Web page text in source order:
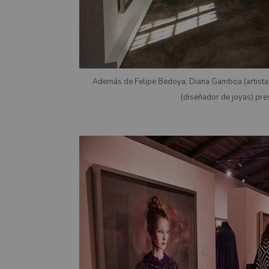
Además de Felipe Bedoya, Diana Gamboa
(diseñador de joyas)